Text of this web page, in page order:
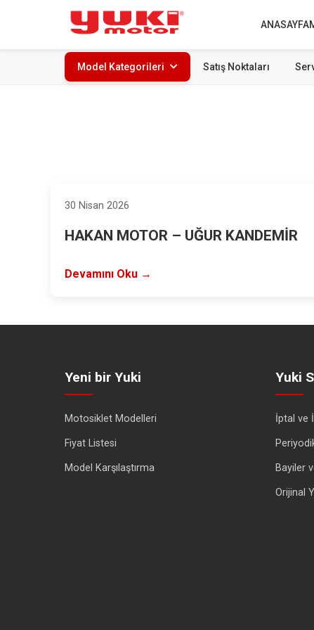
ANASAYFA
Model Kategorileri Satış Noktaları
30 Nisan 2026
HAKAN MOTOR – UĞUR KANDEMİR
Devamını Oku →
Yeni bir Yuki
Motosiklet Modelleri
Fiyat Listesi
Model Karşılaştırma
Yuki
İptal ve
Bayiler
Orijinal